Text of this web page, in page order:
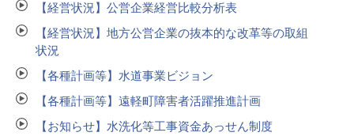
【経営状況】公営企業経営比較分析表
【経営状況】地方公営企業の抜本的な改革等の取組
状況
【各種計画等】水道事業ビジョン
【各種計画等】遠軽町障害者活躍推進計画
【お知らせ】水洗化等工事資金あっせん制度